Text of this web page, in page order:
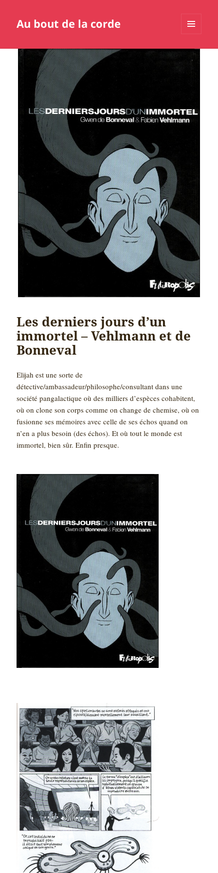
Au bout de la corde
Les derniers jours d’un
immortel – Vehlmann et de
Bonneval
Elijah est une sorte de
détective/ambassadeur/philosophe/consultant dans une
société pangalactique où des milliers d’espèces cohabitent,
où on clone son corps comme on change de chemise, où on
fusionne ses mémoires avec celle de ses échos quand on
n’en a plus besoin (des échos). Et où tout le monde est
immortel, bien sûr. Enfin presque.